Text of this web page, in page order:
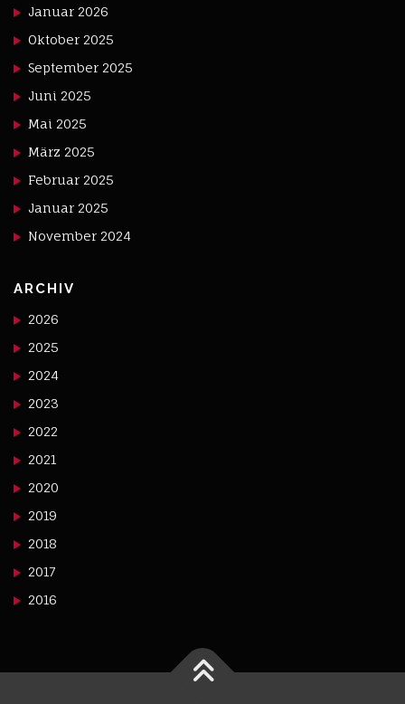
Januar 2026
Oktober 2025
September 2025
Juni 2025
Mai 2025
März 2025
Februar 2025
Januar 2025
November 2024
ARCHIV
2026
2025
2024
2023
2022
2021
2020
2019
2018
2017
2016